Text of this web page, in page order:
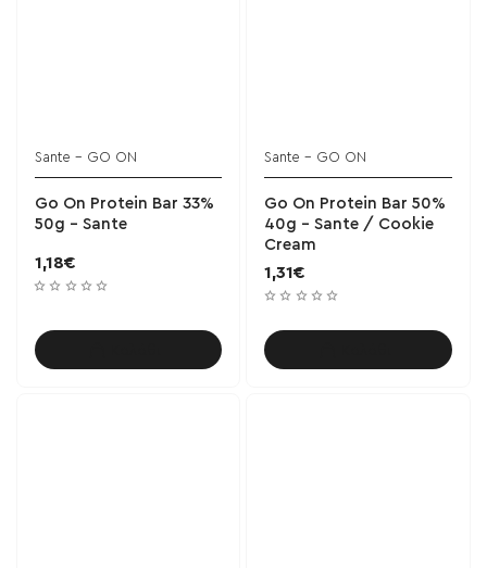
Sante - GO ON
Go On Protein Bar 33%
50g - Sante
1,18€
Sante - GO ON
Go On Protein Bar 50%
40g - Sante / Cookie
Cream
1,31€